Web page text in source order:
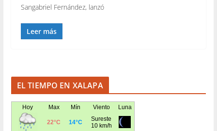
Sangabriel Fernández, lanzó
Leer más
EL TIEMPO EN XALAPA